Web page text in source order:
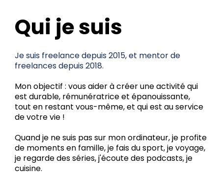
Qui je suis
Je suis freelance depuis 2015, et mentor de
freelances depuis 2018.
Mon objectif : vous aider à créer une activité qui
est durable, rémunératrice et épanouissante,
tout en restant vous-même, et qui est au service
de votre vie !
Quand je ne suis pas sur mon ordinateur, je profite
de moments en famille, je fais du sport, je voyage,
je regarde des séries, j'écoute des podcasts, je
cuisine.